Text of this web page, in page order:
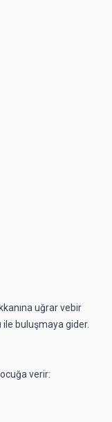
uğrar vebir
ile buluşmaya gider.
verir: